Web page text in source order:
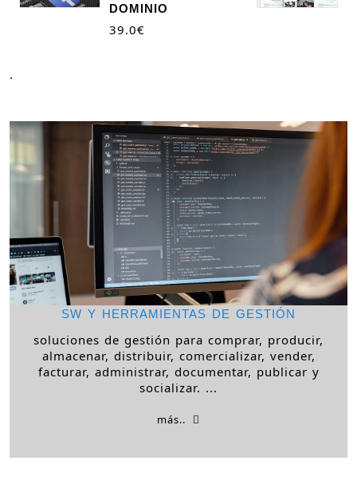
DOMINIO
39.0€
.
SW Y HERRAMIENTAS DE GESTIÓN
soluciones de gestión para comprar, producir,
almacenar, distribuir, comercializar, vender,
facturar, administrar, documentar, publicar y
socializar. ...
más..